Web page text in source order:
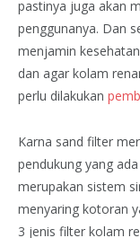
pastinya juga akan
penggunanya. Dan
menjamin
dan agar kolam
perlu dilakukan
Karna sand filter
pendukung yang
merupakan sistem
menyaring kotoran
3 jenis filter kolam